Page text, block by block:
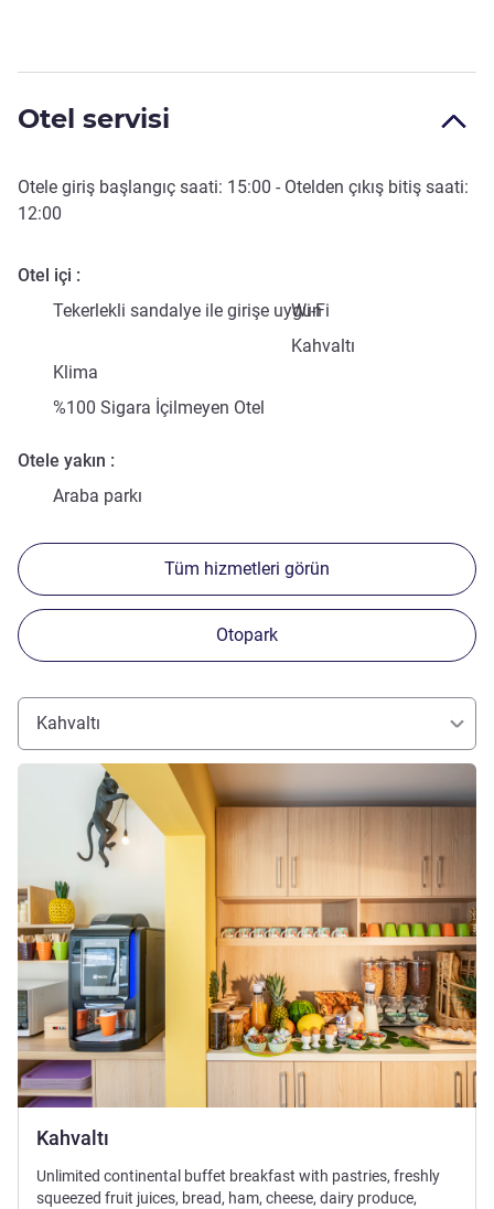
Otel servisi
Otele giriş başlangıç saati: 15:00 - Otelden çıkış bitiş saati:
12:00
Otel içi
Tekerlekli sandalye ile girişe uygun
Wi-Fi
Klima
Kahvaltı
%100 Sigara İçilmeyen Otel
Otele yakın
Araba parkı
Tüm hizmetleri görün
Otopark
Kahvaltı
Kahvaltı
Ayrıntıları göster
Unlimited continental buffet breakfast with pastries, freshly
squeezed fruit juices, bread, ham, cheese, dairy produce,